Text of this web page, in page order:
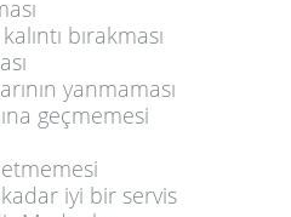
bırakması
yanmaması
geçmemesi
iyi bir servis